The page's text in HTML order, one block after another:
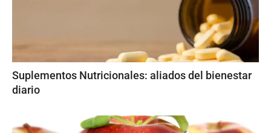
Suplementos Nutricionales: aliados del bienestar
diario